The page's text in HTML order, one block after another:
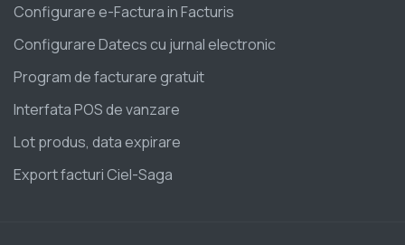
Configurare e-Factura in Facturis
Configurare Datecs cu jurnal electronic
Program de facturare gratuit
Interfata POS de vanzare
Lot produs, data expirare
Export facturi Ciel-Saga